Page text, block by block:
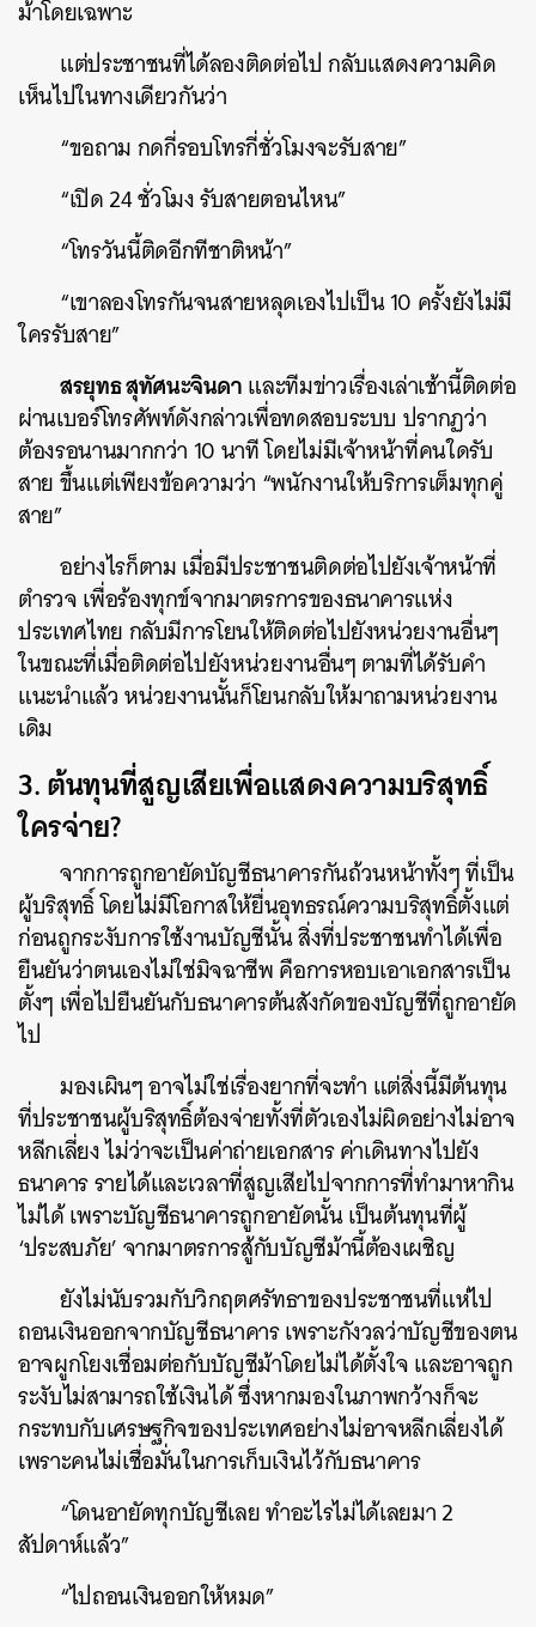
ม้าโดยเฉพาะ
แต่ประชาชนที่ได้ลองติดต่อไป กลับแสดงความคิด
เห็นไปในทางเดียวกันว่า
“ขอถาม กดกี่รอบโทรกี่ชั่วโมงจะรับสาย”
“เปิด 24 ชั่วโมง รับสายตอนไหน”
“โทรวันนี้ติดอีกทีชาติหน้า”
“เขาลองโทรกันจนสายหลุดเองไปเป็น 10 ครั้งยังไม่มี
ใครรับสาย”
สรยุทธ สุทัศนะจินดาและทีมข่าวเรื่องเล่าเช้านี้ติดต่อ
ผ่านเบอร์โทรศัพท์ดังกล่าวเพื่อทดสอบระบบ ปรากฏว่า
ต้องรอนานมากกว่า 10 นาที โดยไม่มีเจ้าหน้าที่คนใดรับ
สาย ขึ้นแต่เพียงข้อความว่า “พนักงานให้บริการเต็มทุกคู่
สาย”
อย่างไรก็ตาม เมื่อมีประชาชนติดต่อไปยังเจ้าหน้าที่
ตำรวจ เพื่อร้องทุกข์จากมาตรการของธนาคารแห่ง
ประเทศไทย กลับมีการโยนให้ติดต่อไปยังหน่วยงานอื่นๆ
ในขณะที่เมื่อติดต่อไปยังหน่วยงานอื่นๆ ตามที่ได้รับคำ
แนะนำแล้ว หน่วยงานนั้นก็โยนกลับให้มาถามหน่วยงาน
เดิม
3. ต้นทุนที่สูญเสียเพื่อแสดงความบริสุทธิ์
ใครจ่าย?
จากการถูกอายัดบัญชีธนาคารกันถ้วนหน้าทั้งๆ ที่เป็น
ผู้บริสุทธิ์ โดยไม่มีโอกาสให้ยื่นอุทธรณ์ความบริสุทธิ์ตั้งแต่
ก่อนถูกระงับการใช้งานบัญชีนั้น สิ่งที่ประชาชนทำได้เพื่อ
ยืนยันว่าตนเองไม่ใช่มิจฉาชีพ คือการหอบเอาเอกสารเป็น
ตั้งๆ เพื่อไปยืนยันกับธนาคารต้นสังกัดของบัญชีที่ถูกอายัด
ไป
มองเผินๆ อาจไม่ใช่เรื่องยากที่จะทำ แต่สิ่งนี้มีต้นทุน
ที่ประชาชนผู้บริสุทธิ์ต้องจ่ายทั้งที่ตัวเองไม่ผิดอย่างไม่อาจ
หลีกเลี่ยง ไม่ว่าจะเป็นค่าถ่ายเอกสาร ค่าเดินทางไปยัง
ธนาคาร รายได้และเวลาที่สูญเสียไปจากการที่ทำมาหากิน
ไม่ได้ เพราะบัญชีธนาคารถูกอายัดนั้น เป็นต้นทุนที่ผู้
‘ประสบภัย’ จากมาตรการสู้กับบัญชีม้านี้ต้องเผชิญ
ยังไม่นับรวมกับวิกฤตศรัทธาของประชาชนที่แห่ไป
ถอนเงินออกจากบัญชีธนาคาร เพราะกังวลว่าบัญชีของตน
อาจผูกโยงเชื่อมต่อกับบัญชีม้าโดยไม่ได้ตั้งใจ และอาจถูก
ระงับไม่สามารถใช้เงินได้ ซึ่งหากมองในภาพกว้างก็จะ
กระทบกับเศรษฐกิจของประเทศอย่างไม่อาจหลีกเลี่ยงได้
เพราะคนไม่เชื่อมั่นในการเก็บเงินไว้กับธนาคาร
“โดนอายัดทุกบัญชีเลย ทำอะไรไม่ได้เลยมา 2
สัปดาห์แล้ว”
“ไปถอนเงินออกให้หมด”
ค้นหา
SHARE TWEET LINE EMAIL